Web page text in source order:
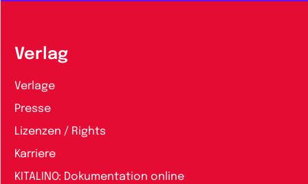
Verlag
Verlage
Presse
Lizenzen / Rights
Karriere
KITALINO: Dokumentation online